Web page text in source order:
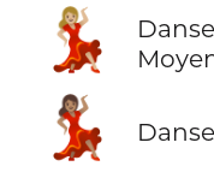
💃🏼
💃🏽